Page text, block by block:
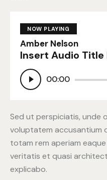
NOW PLAYING
Amber Nelson
Insert Audio Title
Lecteur
audio
00:00
Sed ut perspiciatis, unde
voluptatem accusantium
totam rem aperiam
veritatis et quasi
explicabo.